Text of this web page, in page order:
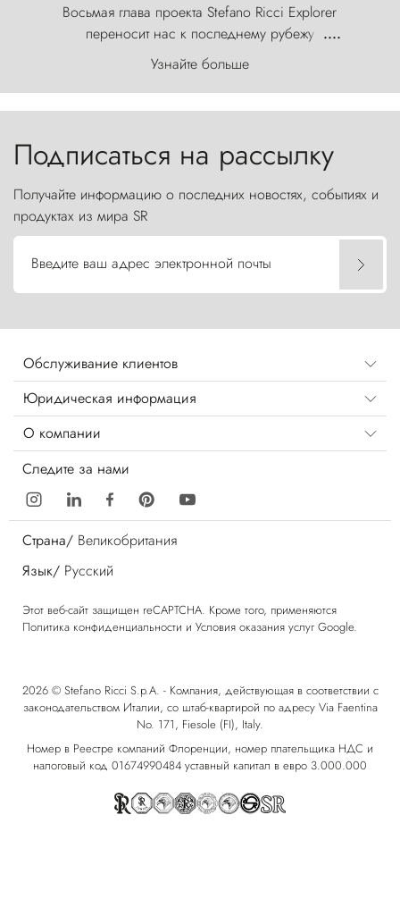
Восьмая глава проекта Stefano Ricci Explorer
переносит нас к последнему рубежу
первозданного мира, где ветер с
первобытной яростью ваяет ландшафт, а пики
Торрес-дель-Пайне, словно каменные стражи,
....
Узнайте больше
Подписаться на рассылку
Получайте информацию о последних новостях, событиях и
продуктах из мира SR
Введите ваш адрес электронной почты
Обслуживание клиентов
Юридическая информация
О компании
Следите за нами
Страна/ Великобритания
Язык/ Русский
Этот веб-сайт защищен reCAPTCHA. Кроме того, применяются
Политика конфиденциальности и Условия оказания услуг Google.
2026 © Stefano Ricci S.p.A. - Компания, действующая в соответствии с
законодательством Италии, со штаб-квартирой по адресу Via Faentina
No. 171, Fiesole (FI), Italy.
Номер в Реестре компаний Флоренции, номер плательщика НДС и
налоговый код 01674990484 уставный капитал в евро 3.000.000